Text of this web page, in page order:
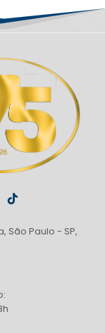
São Paulo - SP,